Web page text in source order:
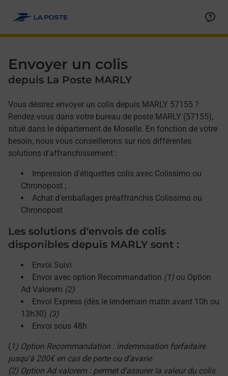
Envoyer un colis
depuis La Poste MARLY
Vous désirez envoyer un colis depuis MARLY 57155 ?
Rendez-vous dans votre bureau de poste MARLY (57155),
situé dans le département de Moselle. En fonction de votre
besoin, nous vous conseillerons sur nos différentes
solutions d'affranchissement :
Impression d'étiquettes colis avec Colissimo ou
Chronopost ;
Achat d'emballages préaffranchis Colissimo ou
Chronopost
Les solutions d'envois de colis
disponibles depuis MARLY sont :
Envoi Suivi
Envoi avec option Recommandation (1) ou Option
Ad Valorem (2)
Envoi Express (dès le lendemain matin avant 10h ou
13h30) (3)
Envoi sous 48h
( 1) Option Recommandation : indemnisation forfaitaire
jusqu'à 200€ en cas de perte ou d'avarie
(2) Option Ad valorem : permet d'assurer la valeur du colis